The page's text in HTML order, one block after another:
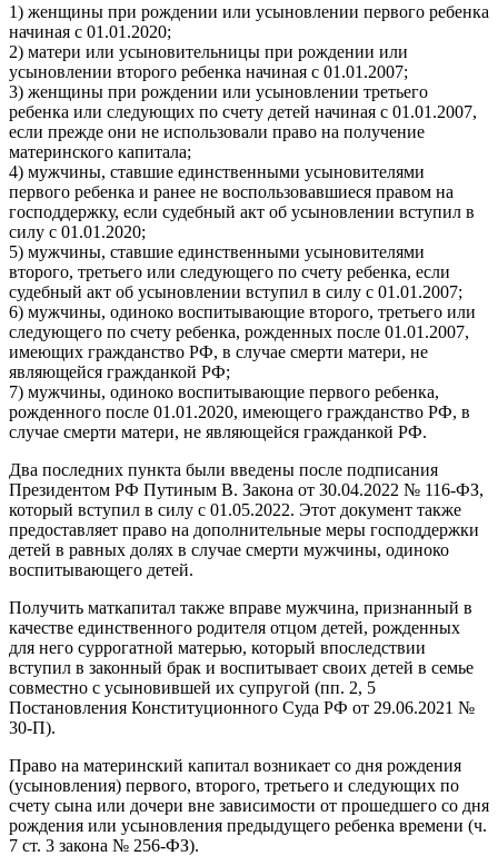
1) женщины при рождении или усыновлении первого ребенка
начиная с 01.01.2020;
2) матери или усыновительницы при рождении или
усыновлении второго ребенка начиная с 01.01.2007;
3) женщины при рождении или усыновлении третьего
ребенка или следующих по счету детей начиная с 01.01.2007,
если прежде они не использовали право на получение
материнского капитала;
4) мужчины, ставшие единственными усыновителями
первого ребенка и ранее не воспользовавшиеся правом на
господдержку, если судебный акт об усыновлении вступил в
силу с 01.01.2020;
5) мужчины, ставшие единственными усыновителями
второго, третьего или следующего по счету ребенка, если
судебный акт об усыновлении вступил в силу с 01.01.2007;
6) мужчины, одиноко воспитывающие второго, третьего или
следующего по счету ребенка, рожденных после 01.01.2007,
имеющих гражданство РФ, в случае смерти матери, не
являющейся гражданкой РФ;
7) мужчины, одиноко воспитывающие первого ребенка,
рожденного после 01.01.2020, имеющего гражданство РФ, в
случае смерти матери, не являющейся гражданкой РФ.
Два последних пункта были введены после подписания
Президентом РФ Путиным В. Закона от 30.04.2022 № 116-ФЗ,
который вступил в силу с 01.05.2022. Этот документ также
предоставляет право на дополнительные меры господдержки
детей в равных долях в случае смерти мужчины, одиноко
воспитывающего детей.
Получить маткапитал также вправе мужчина, признанный в
качестве единственного родителя отцом детей, рожденных
для него суррогатной матерью, который впоследствии
вступил в законный брак и воспитывает своих детей в семье
совместно с усыновившей их супругой (пп. 2, 5
Постановления Конституционного Суда РФ от 29.06.2021 №
30-П).
Право на материнский капитал возникает со дня рождения
(усыновления) первого, второго, третьего и следующих по
счету сына или дочери вне зависимости от прошедшего со дня
рождения или усыновления предыдущего ребенка времени (ч.
7 ст. 3 закона № 256-ФЗ).